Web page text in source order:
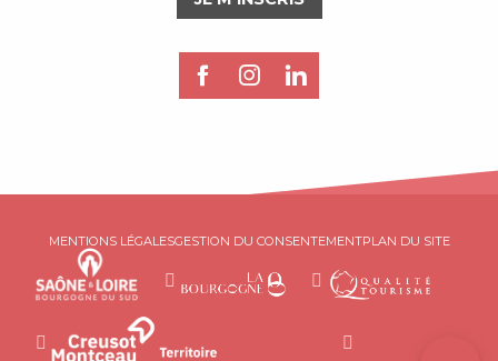
MENTIONS LÉGALESGESTION DU CONSENTEMENTPLAN DU SITE